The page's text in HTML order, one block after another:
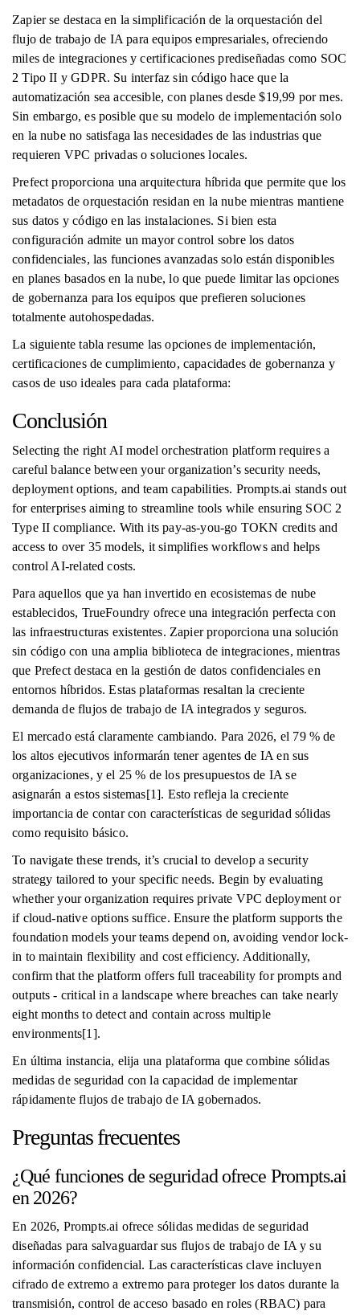
Zapier se destaca en la simplificación de la orquestación del
flujo de trabajo de IA para equipos empresariales, ofreciendo
miles de integraciones y certificaciones prediseñadas como SOC
2 Tipo II y GDPR. Su interfaz sin código hace que la
automatización sea accesible, con planes desde $19,99 por mes.
Sin embargo, es posible que su modelo de implementación solo
en la nube no satisfaga las necesidades de las industrias que
requieren VPC privadas o soluciones locales.
Prefect proporciona una arquitectura híbrida que permite que los
metadatos de orquestación residan en la nube mientras mantiene
sus datos y código en las instalaciones. Si bien esta
configuración admite un mayor control sobre los datos
confidenciales, las funciones avanzadas solo están disponibles
en planes basados ​​en la nube, lo que puede limitar las opciones
de gobernanza para los equipos que prefieren soluciones
totalmente autohospedadas.
La siguiente tabla resume las opciones de implementación,
certificaciones de cumplimiento, capacidades de gobernanza y
casos de uso ideales para cada plataforma:
Conclusión
Selecting the right AI model orchestration platform requires a
careful balance between your organization’s security needs,
deployment options, and team capabilities. Prompts.ai stands out
for enterprises aiming to streamline tools while ensuring SOC 2
Type II compliance. With its pay-as-you-go TOKN credits and
access to over 35 models, it simplifies workflows and helps
control AI-related costs.
Para aquellos que ya han invertido en ecosistemas de nube
establecidos, TrueFoundry ofrece una integración perfecta con
las infraestructuras existentes. Zapier proporciona una solución
sin código con una amplia biblioteca de integraciones, mientras
que Prefect destaca en la gestión de datos confidenciales en
entornos híbridos. Estas plataformas resaltan la creciente
demanda de flujos de trabajo de IA integrados y seguros.
El mercado está claramente cambiando. Para 2026, el 79 % de
los altos ejecutivos informarán tener agentes de IA en sus
organizaciones, y el 25 % de los presupuestos de IA se
asignarán a estos sistemas[1]. Esto refleja la creciente
importancia de contar con características de seguridad sólidas
como requisito básico.
To navigate these trends, it’s crucial to develop a security
strategy tailored to your specific needs. Begin by evaluating
whether your organization requires private VPC deployment or
if cloud-native options suffice. Ensure the platform supports the
foundation models your teams depend on, avoiding vendor lock-
in to maintain flexibility and cost efficiency. Additionally,
confirm that the platform offers full traceability for prompts and
outputs - critical in a landscape where breaches can take nearly
eight months to detect and contain across multiple
environments[1].
En última instancia, elija una plataforma que combine sólidas
medidas de seguridad con la capacidad de implementar
rápidamente flujos de trabajo de IA gobernados.
Preguntas frecuentes
¿Qué funciones de seguridad ofrece Prompts.ai
en 2026?
En 2026, Prompts.ai ofrece sólidas medidas de seguridad
diseñadas para salvaguardar sus flujos de trabajo de IA y su
información confidencial. Las características clave incluyen
cifrado de extremo a extremo para proteger los datos durante la
transmisión, control de acceso basado en roles (RBAC) para